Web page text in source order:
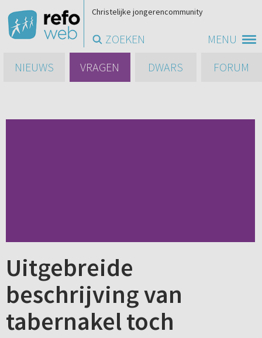
MENU
Christelijke jongerencommunity
ZOEKEN
NIEUWS
VRAGEN DWARS FORUM
Uitgebreide
beschrijving van
tabernakel toch